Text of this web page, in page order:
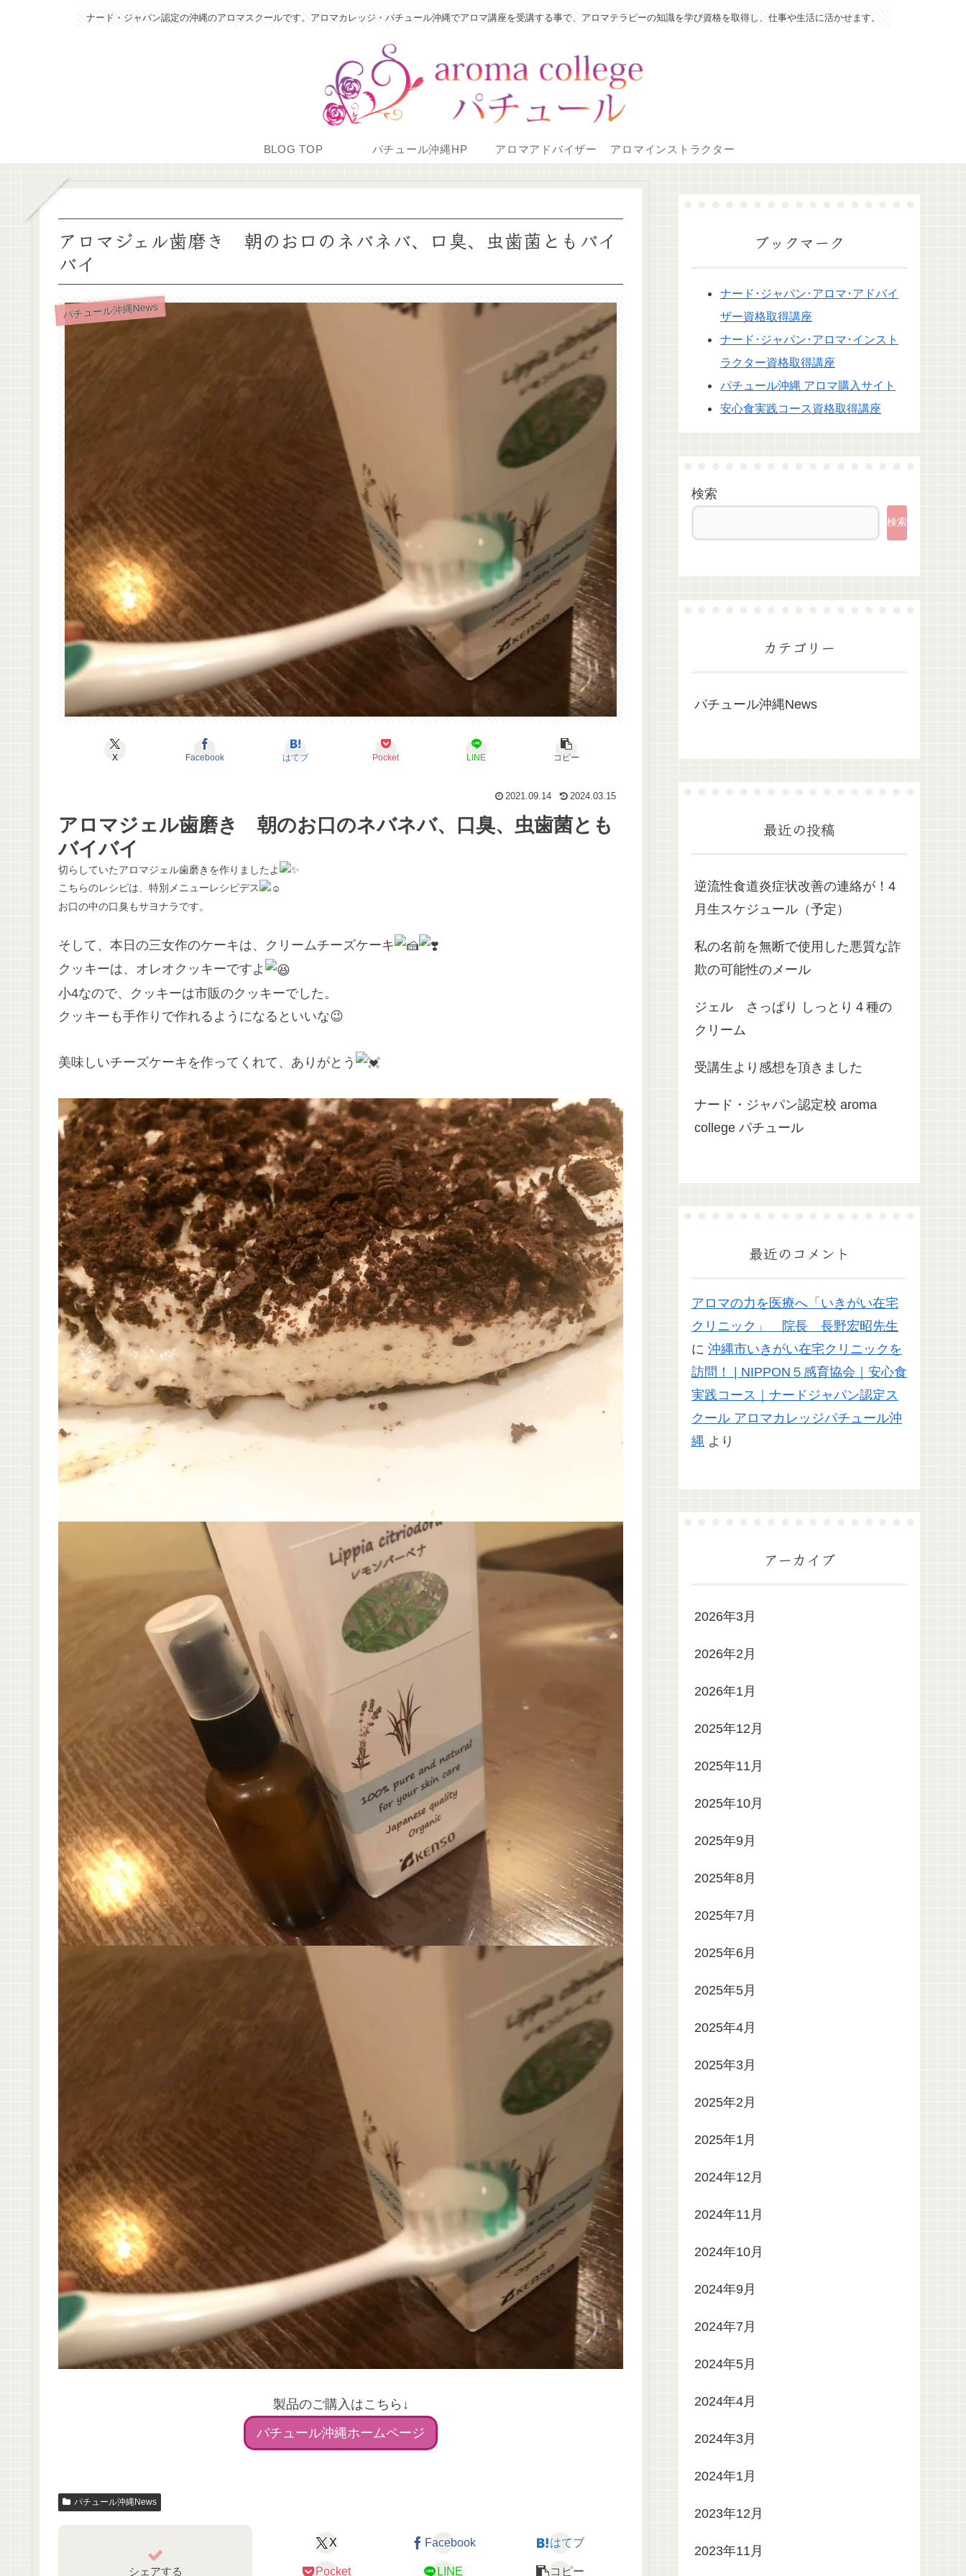
ナード・ジャパン認定の沖縄のアロマスクールです。アロマカレッジ・パチュール沖縄でアロマ講座を受講する事で、アロマテラピーの知識を学び資格を取得し、仕事や生活に活かせます。
BLOG TOP パチュール沖縄HP アロマアドバイザー アロマインストラクター
アロマジェル歯磨き 朝のお口のネバネバ、口臭、虫歯菌ともバイ
バイ
パチュール沖縄News
X Facebook はてブ Pocket LINE コピー
2021.09.14 2024.03.15
アロマジェル歯磨き 朝のお口のネバネバ、口臭、虫歯菌とも
バイバイ
切らしていたアロマジェル歯磨きを作りましたよ
こちらのレシピは、特別メニューレシピデス
お口の中の口臭もサヨナラです。
そして、本日の三女作のケーキは、クリームチーズケーキ
クッキーは、オレオクッキーですよ
小4なので、クッキーは市販のクッキーでした。
クッキーも手作りで作れるようになるといいな😉
美味しいチーズケーキを作ってくれて、ありがとう
製品のご購入はこちら↓
パチュール沖縄ホームページ
パチュール沖縄News
シェアする
X Facebook はてブ
Pocket LINE コピー
ブックマーク
ナード･ジャパン･アロマ･アドバイ
ザー資格取得講座
ナード･ジャパン･アロマ･インスト
ラクター資格取得講座
パチュール沖縄 アロマ購入サイト
安心食実践コース資格取得講座
検索
検索
カテゴリー
パチュール沖縄News
最近の投稿
逆流性食道炎症状改善の連絡が！4
月生スケジュール（予定）
私の名前を無断で使用した悪質な詐
欺の可能性のメール
ジェル さっぱり しっとり４種の
クリーム
受講生より感想を頂きました
ナード・ジャパン認定校 aroma
college パチュール
最近のコメント
アロマの力を医療へ「いきがい在宅
クリニック」 院長 長野宏昭先生
に 沖縄市いきがい在宅クリニックを
訪問！ | NIPPON５感育協会｜安心食
実践コース｜ナードジャパン認定ス
クール アロマカレッジパチュール沖
縄 より
アーカイブ
2026年3月
2026年2月
2026年1月
2025年12月
2025年11月
2025年10月
2025年9月
2025年8月
2025年7月
2025年6月
2025年5月
2025年4月
2025年3月
2025年2月
2025年1月
2024年12月
2024年11月
2024年10月
2024年9月
2024年7月
2024年5月
2024年4月
2024年3月
2024年1月
2023年12月
2023年11月